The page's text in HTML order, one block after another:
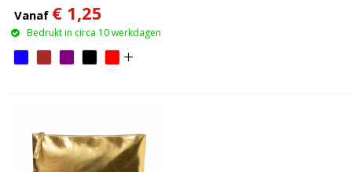
Vanaf € 1,25
Bedrukt in circa 10 werkdagen